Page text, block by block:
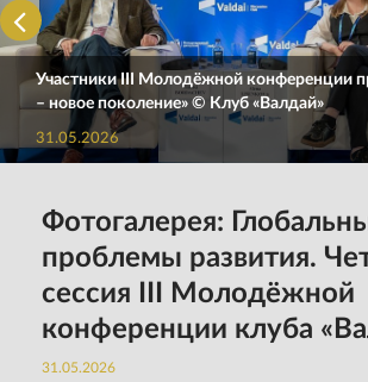
Участники III Молодёжной конференции
– новое поколение» © Клуб «Валдай»
31.05.2026
Фотогалерея:
проблемы развития.
сессия III Молодёжной
конференции клуба
31.05.2026